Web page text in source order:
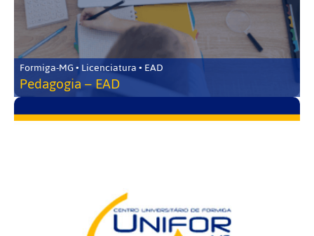
Formiga-MG • Licenciatura • EAD
Pedagogia – EAD